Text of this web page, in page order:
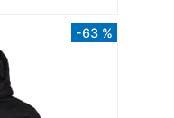
-63 %